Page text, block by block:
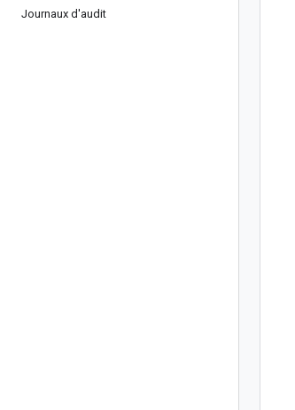
Journaux d'audit